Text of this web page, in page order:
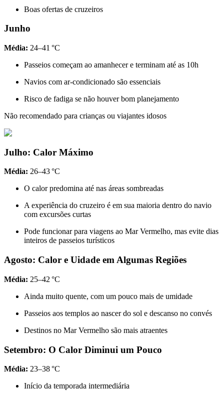
Boas ofertas de cruzeiros
Junho
Média: 24–41 °C
Passeios começam ao amanhecer e terminam até as 10h
Navios com ar-condicionado são essenciais
Risco de fadiga se não houver bom planejamento
Não recomendado para crianças ou viajantes idosos
Julho: Calor Máximo
Média: 26–43 °C
O calor predomina até nas áreas sombreadas
A experiência do cruzeiro é em sua maioria dentro do navio
com excursões curtas
Pode funcionar para viagens ao Mar Vermelho, mas evite dias
inteiros de passeios turísticos
Agosto: Calor e Uidade em Algumas Regiões
Média: 25–42 °C
Ainda muito quente, com um pouco mais de umidade
Passeios aos templos ao nascer do sol e descanso no convés
Destinos no Mar Vermelho são mais atraentes
Setembro: O Calor Diminui um Pouco
Média: 23–38 °C
Início da temporada intermediária